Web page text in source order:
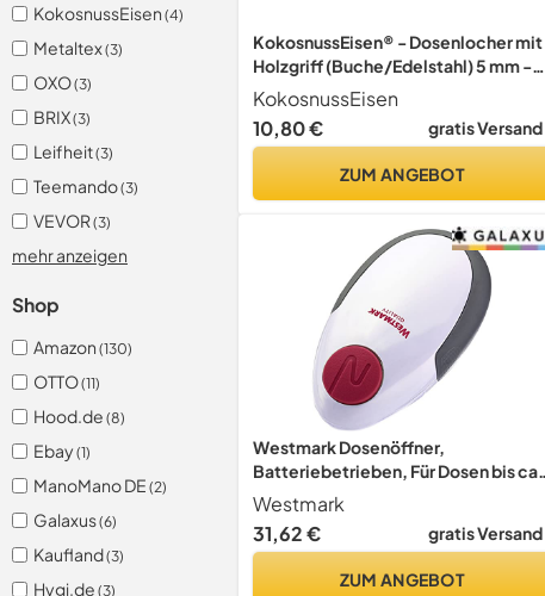
KokosnussEisen (4)
Metaltex(3)
OXO(3)
BRIX(3)
Leifheit(3)
Teemando(3)
VEVOR(3)
mehr anzeigen
Shop
Amazon (130)
OTTO(11)
Hood.de (8)
Ebay(1)
ManoMano DE (2)
Galaxus(6)
Kaufland(3)
Hygi.de (3)
KokosnussEisen® - Dosenlocher mit
Holzgriff (Buche/Edelstahl) 5 mm -
Made in Germany
KokosnussEisen
10,80 €
gratis Versand
ZUM ANGEBOT
Westmark Dosenöffner,
Batteriebetrieben, Für Dosen bis ca.
15 cm, Rostfreier
Edelstahl/Kunststoff, Automatico,
Weiß/Anthrazit/Rot, 10352260
Westmark
31,62 €
gratis Versand
ZUM ANGEBOT